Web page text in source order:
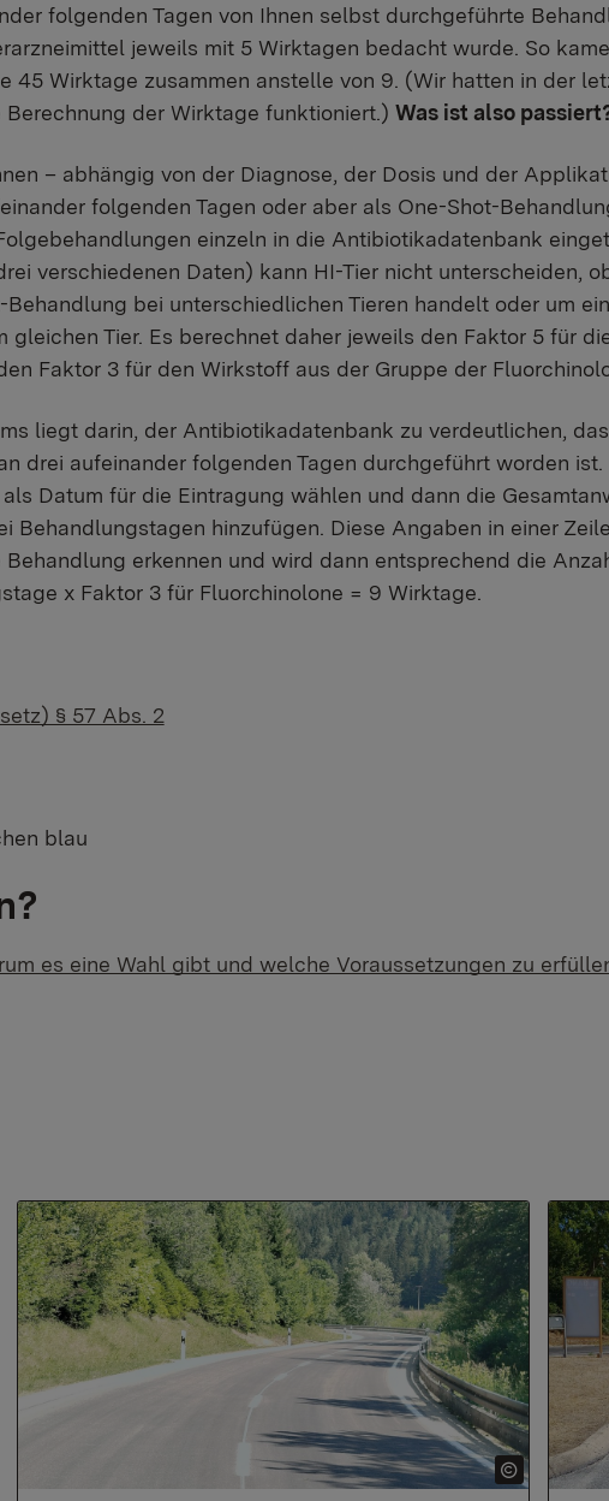
folgenden Tagen von Ihnen selbst durchgeführte
jeweils mit 5 Wirktagen bedacht wurde. So
45 Wirktage zusammen anstelle von 9. (Wir hatten in der
der Wirktage funktioniert.) Was ist also
– abhängig von der Diagnose, der Dosis und der
folgenden Tagen oder aber als One-Shot-
einzeln in die Antibiotikadatenbank
verschiedenen Daten) kann HI-Tier nicht unterscheiden,
bei unterschiedlichen Tieren handelt oder um
gleichen Tier. Es berechnet daher jeweils den Faktor 5 für
Faktor 3 für den Wirkstoff aus der Gruppe der
liegt darin, der Antibiotikadatenbank zu verdeutlichen,
drei aufeinander folgenden Tagen durchgeführt worden ist.
Datum für die Eintragung wählen und dann die
Behandlungstagen hinzufügen. Diese Angaben in einer
Behandlung erkennen und wird dann entsprechend die
x Faktor 3 für Fluorchinolone = 9 Wirktage.
§ 57 Abs. 2
es eine Wahl gibt und welche Voraussetzungen zu